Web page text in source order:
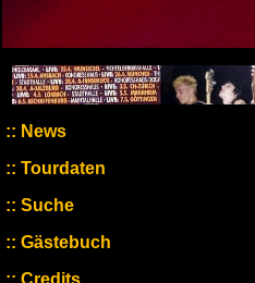
News
Tourdaten
Suche
Gästebuch
Credits